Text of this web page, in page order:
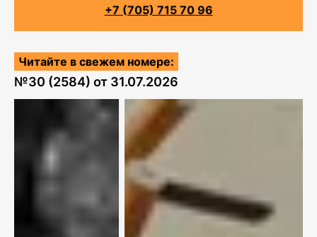
+7 (705) 715 70 96
Читайте в свежем номере:
№30 (2584) от 31.07.2026